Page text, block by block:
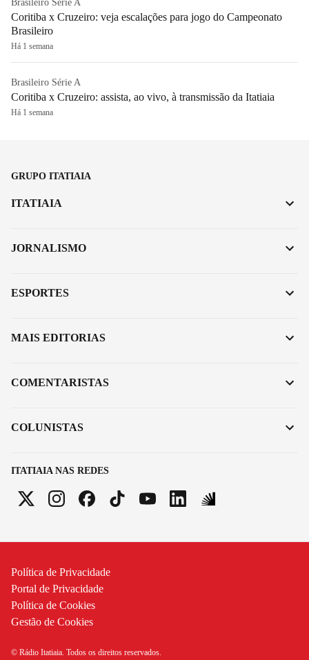
Brasileiro Série A
Coritiba x Cruzeiro: veja escalações para jogo do Campeonato
Brasileiro
Há 1 semana
Brasileiro Série A
Coritiba x Cruzeiro: assista, ao vivo, à transmissão da Itatiaia
Há 1 semana
GRUPO ITATIAIA
ITATIAIA NAS REDES
ITATIAIA
JORNALISMO
ESPORTES
MAIS EDITORIAS
COMENTARISTAS
COLUNISTAS
Política de Privacidade
Portal de Privacidade
Política de Cookies
Gestão de Cookies
© Rádio Itatiaia. Todos os direitos reservados.